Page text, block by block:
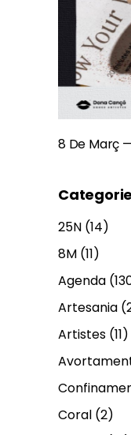
8 De Març
25N (14)
8M (11)
Agenda
Artesania
Artistes (11)
Coral (2)